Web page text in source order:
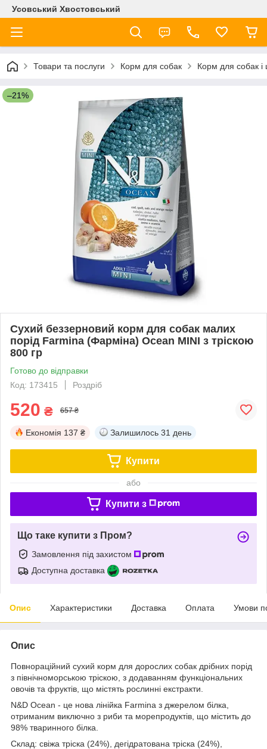
Усовський Хвостовський
Товари та послуги Корм для собак Корм для собак
–21%
Сухий беззерновий корм для собак малих
порід Farmina (Фарміна) Ocean MINI з тріскою
800 гр
Готово до відправки
Код: 173415
Роздріб
520 ₴ 657 ₴
Економія 137 ₴ Залишилось 31 день
Купити
або
Купити з
Що таке купити з Пром?
Замовлення під захистом
Доступна доставка
Опис Характеристики Доставка Оплата Умови
Опис
Повнораційний сухий корм для дорослих собак дрібних порід
з північноморською тріскою, з додаванням функціональних
овочів та фруктів, що містять рослинні екстракти.
N&D Ocean - це нова лінійка Farmina з джерелом білка,
отриманим виключно з риби та морепродуктів, що містить до
98% тваринного білка.
Склад: свіжа тріска (24%), дегідратована тріска (24%),